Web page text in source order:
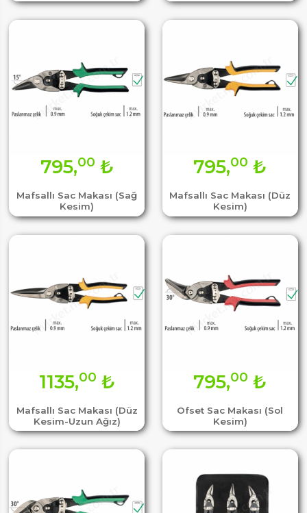
Mafsallı Sac Makası (Sağ
Kesim)
795,00 ₺
Mafsallı Sac Makası (Düz
Kesim)
795,00 ₺
Mafsallı Sac Makası (Düz
Kesim-Uzun Ağız)
1135,00 ₺
Ofset Sac Makası (Sol
Kesim)
795,00 ₺